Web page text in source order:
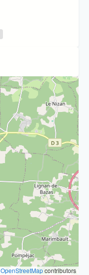
OpenStreetMapcontributors